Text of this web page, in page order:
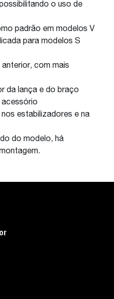
o uso de
padrão em modelos V
para modelos S
com mais
da lança e do braço
acessório
estabilizadores e na
do modelo, há